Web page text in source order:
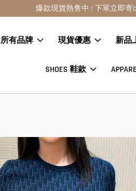
爆款現貨熱售中 ! 下單
所有品牌 現貨優惠 新品
SHOES 鞋款